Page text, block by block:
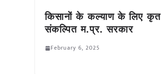
किसानों के कल्याण के लिए कृत
संकल्पित म.प्र. सरकार
February 6, 2025